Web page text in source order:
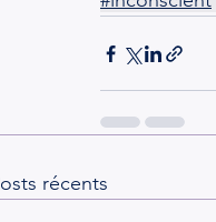
récents